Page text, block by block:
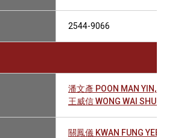
2544-9066
潘文彥 POON MAN YIN,
王威信 WONG WAI SHUN
關鳳儀 KWAN FUNG YEE